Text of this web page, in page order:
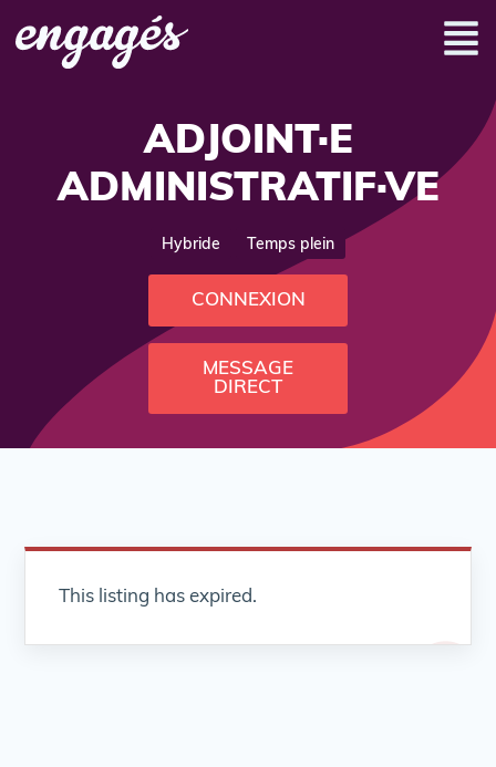
ADJOINT·E
ADMINISTRATIF·VE
Hybride Temps plein
CONNEXION
MESSAGE
DIRECT
This listing has expired.